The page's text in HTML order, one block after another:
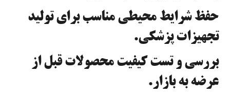
حفظ شرایط محیطی مناسب برای تولید
تجهیزات پزشکی.
بررسی و تست کیفیت محصولات قبل از
عرضه به بازار.